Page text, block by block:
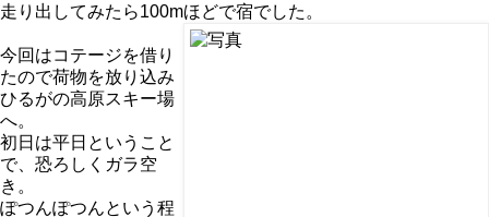
走り出してみたら100mほどで宿でした。
今回はコテージを借り
たので荷物を放り込み
ひるがの高原スキー場
へ。
初日は平日ということ
で、恐ろしくガラ空
き。
ぽつんぽつんという程